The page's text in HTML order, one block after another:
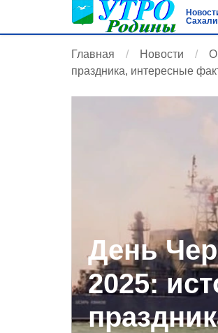
Главная Новости
праздника, интересные
День
2025: